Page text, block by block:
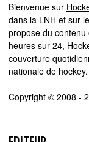
Bienvenue sur
dans la LNH et sur
propose du
heures sur 24,
couverture
nationale de hockey.
Copyright © 2008 -